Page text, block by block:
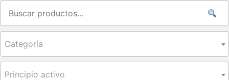
Categoría
Principio activo